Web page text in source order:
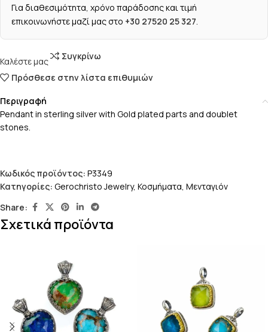
Για διαθεσιμότητα, χρόνο παράδοσης και τιμή
επικοινωνήστε μαζί μας στο +30 27520 25 327.
Καλέστε μας
Συγκρίνω
Πρόσθεσε στην λίστα επιθυμιών
Περιγραφή
Pendant in sterling silver with Gold plated parts and doublet
stones.
Κωδικός προϊόντος: P3349
Κατηγορίες: Gerochristo Jewelry, Κοσμήματα, Μενταγιόν
Share:
Σχετικά προϊόντα